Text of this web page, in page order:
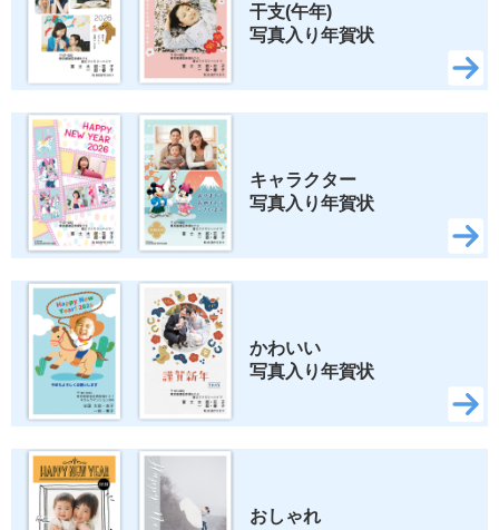
干支(午年)
写真入り年賀状
キャラクター
写真入り年賀状
かわいい
写真入り年賀状
おしゃれ